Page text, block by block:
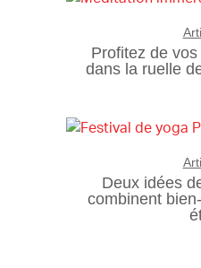
Profitez de
dans la ruelle
Deux idées
combinent